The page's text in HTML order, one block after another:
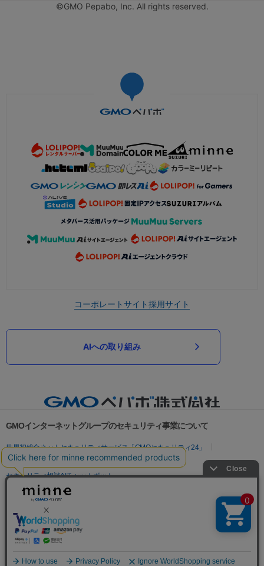
©GMO Pepabo, Inc. All rights reserved.
コーポレートサイト採用サイト
AIへの取り組み
GMOインターネットグループのセキュリティ事業について
世界初総合ネットセキュリティサービス「GMOセキュリティ24」
パスワード漏洩診断
Webサイトリスク診断
セキュリティ相談AIチャットボット
実在証明・盗聴対策
サイバー攻撃対策（GMO Flatt Security）
セキュリティ事業の軌跡